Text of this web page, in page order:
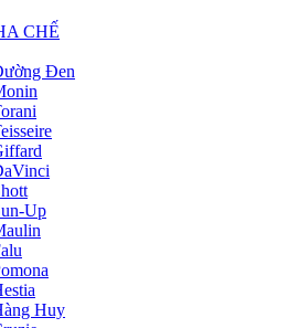
CHẾ
Đen
Up
Huy